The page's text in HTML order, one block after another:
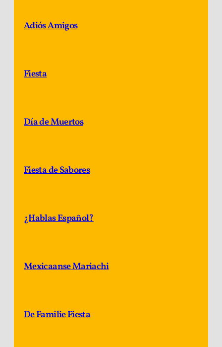
Adiós Amigos
Fiesta
Día de Muertos
Fiesta de Sabores
¿Hablas Español?
Mexicaanse Mariachi
De Familie Fiesta